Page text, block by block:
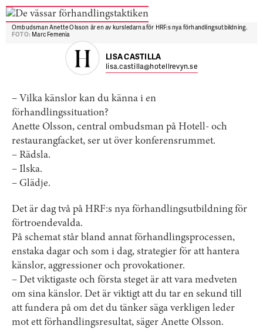
Ombudsman Anette Olsson är en av kursledarna för HRF:s nya förhandlingsutbildning.
FOTO: Marc Femenia
LISA CASTILLA
lisa.castilla@hotellrevyn.se
– Vilka känslor kan du känna i en
förhandlingssituation?
Anette Olsson, central ombudsman på Hotell- och
restaurangfacket, ser ut över konferensrummet.
– Rädsla.
– Ilska.
– Glädje.
Det är dag två på HRF:s nya förhandlingsutbildning för
förtroendevalda.
På schemat står bland annat förhandlingsprocessen,
enstaka dagar och som i dag, strategier för att hantera
känslor, aggressioner och provokationer.
– Det viktigaste och första steget är att vara medveten
om sina känslor. Det är viktigt att du tar en sekund till
att fundera på om det du tänker säga verkligen leder
mot ett förhandlingsresultat, säger Anette Olsson.